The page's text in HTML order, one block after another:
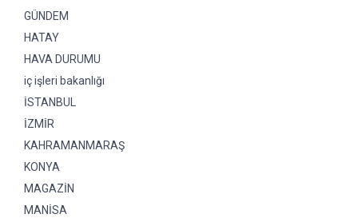
GÜNDEM
HATAY
HAVA DURUMU
iç işleri bakanlığı
İSTANBUL
İZMİR
KAHRAMANMARAŞ
KONYA
MAGAZİN
MANİSA